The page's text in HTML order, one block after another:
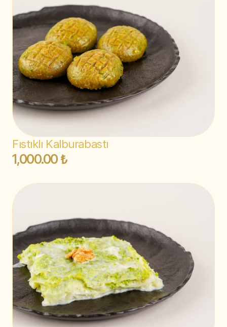
Fıstıklı Kalburabastı
1,000.00 ₺